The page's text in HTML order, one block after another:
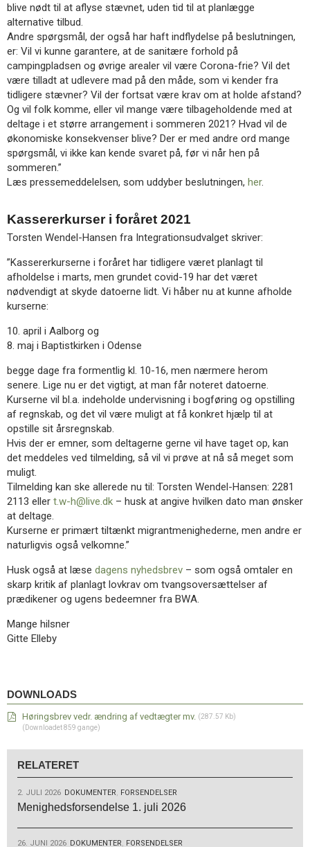
blive nødt til at aflyse stævnet, uden tid til at planlægge
alternative tilbud.
Andre spørgsmål, der også har haft indflydelse på beslutningen,
er: Vil vi kunne garantere, at de sanitære forhold på
campingpladsen og øvrige arealer vil være Corona-frie? Vil det
være tilladt at udlevere mad på den måde, som vi kender fra
tidligere stævner? Vil der fortsat være krav om at holde afstand?
Og vil folk komme, eller vil mange være tilbageholdende med at
deltage i et større arrangement i sommeren 2021? Hvad vil de
økonomiske konsekvenser blive? Der er med andre ord mange
spørgsmål, vi ikke kan kende svaret på, før vi når hen på
sommeren.”
Læs pressemeddelelsen, som uddyber beslutningen, her.
Kassererkurser i foråret 2021
Torsten Wendel-Hansen fra Integrationsudvalget skriver:
”Kassererkurserne i foråret har tidligere været planlagt til
afholdelse i marts, men grundet covid-19 har det været
nødvendigt at skyde datoerne lidt. Vi håber nu at kunne afholde
kurserne:
10. april i Aalborg og
8. maj i Baptistkirken i Odense
begge dage fra formentlig kl. 10-16, men nærmere herom
senere. Lige nu er det vigtigt, at man får noteret datoerne.
Kurserne vil bl.a. indeholde undervisning i bogføring og opstilling
af regnskab, og det vil være muligt at få konkret hjælp til at
opstille sit årsregnskab.
Hvis der er emner, som deltagerne gerne vil have taget op, kan
det meddeles ved tilmelding, så vil vi prøve at nå så meget som
muligt.
Tilmelding kan ske allerede nu til: Torsten Wendel-Hansen: 2281
2113 eller t.w-h@live.dk – husk at angive hvilken dato man ønsker
at deltage.
Kurserne er primært tiltænkt migrantmenighederne, men andre er
naturligvis også velkomne.”
Husk også at læse dagens nyhedsbrev – som også omtaler en
skarp kritik af planlagt lovkrav om tvangsoversættelser af
prædikener og ugens bedeemner fra BWA.
Mange hilsner
Gitte Elleby
Downloads
DOWNLOADS
Høringsbrev vedr. ændring af vedtægter mv. (287.57 Kb)
(Downloadet 859 gange)
RELATERET
2. JULI 2026 DOKUMENTER, FORSENDELSER
Menighedsforsendelse 1. juli 2026
26. JUNI 2026 DOKUMENTER, FORSENDELSER